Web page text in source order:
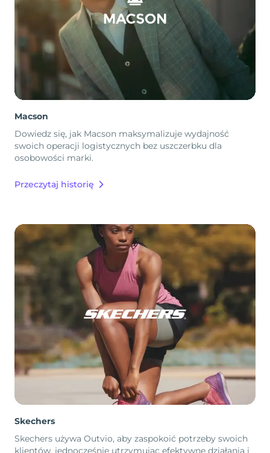
Macson
Dowiedz się, jak Macson maksymalizuje wydajność
swoich operacji logistycznych bez uszczerbku dla
osobowości marki.
Przeczytaj historię
Skechers
Skechers używa Outvio, aby zaspokoić potrzeby swoich
klientów, jednocześnie utrzymując efektywne działania i